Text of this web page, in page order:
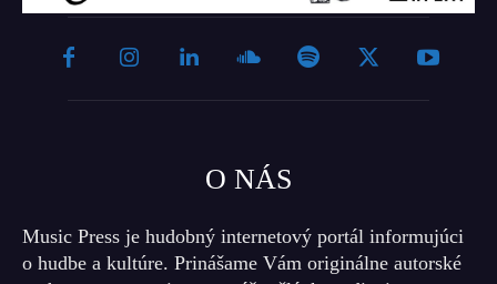
O NÁS
Music Press je hudobný internetový portál informujúci
o hudbe a kultúre. Prinášame Vám originálne autorské